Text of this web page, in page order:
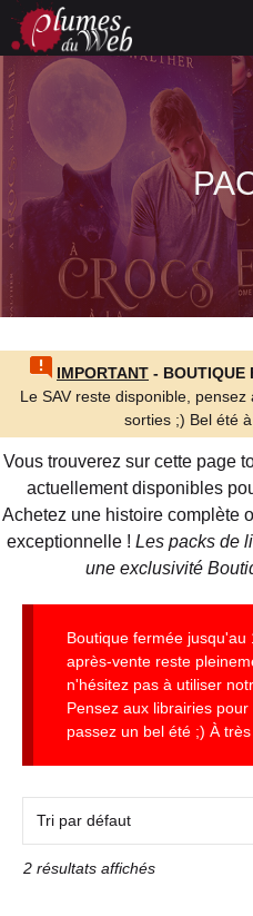
Aller
contenu
IMPORTANT - BOUTIQUE
Le SAV reste disponible,
sorties ;) Bel été
Vous trouverez sur cette page
actuellement disponibles
Achetez une histoire complète
exceptionnelle ! Les packs de
une exclusivité
Boutique fermée
après-vente reste
n'hésitez pas à utiliser
Pensez aux librairies
passez un bel été ;) À
2 résultats affichés